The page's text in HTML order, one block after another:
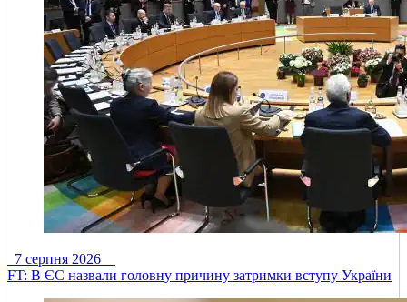
7 серпня 2026
FT: В ЄС назвали головну причину затримки вступу України